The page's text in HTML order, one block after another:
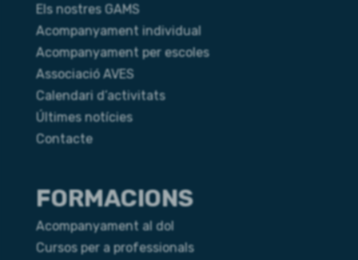
Els nostres GAMS
Acompanyament individual
Acompanyament per escoles
Associació AVES
Calendari d’activitats
Últimes notícies
Contacte
FORMACIONS
Acompanyament al dol
Cursos per a professionals